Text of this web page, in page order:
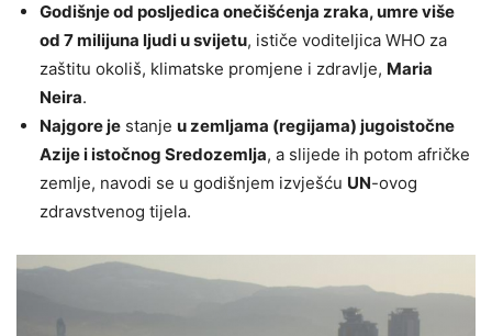
Godišnje od posljedica onečišćenja zraka, umre više
od 7 milijuna ljudi u svijetu, ističe voditeljica WHO za
zaštitu okoliš, klimatske promjene i zdravlje, Maria
Neira.
Najgore je stanje u zemljama (regijama) jugoistočne
Azije i istočnog Sredozemlja, a slijede ih potom afričke
zemlje, navodi se u godišnjem izvješću UN-ovog
zdravstvenog tijela.